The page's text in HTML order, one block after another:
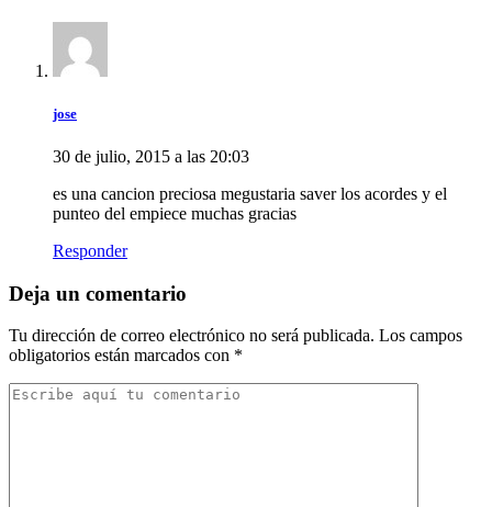
jose
30 de julio, 2015 a las 20:03
es una cancion preciosa megustaria saver los acordes y el
punteo del empiece muchas gracias
Responder
Deja un comentario
Tu dirección de correo electrónico no será publicada. Los campos
obligatorios están marcados con *